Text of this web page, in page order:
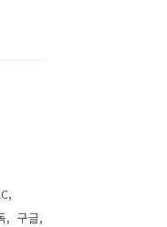
구글